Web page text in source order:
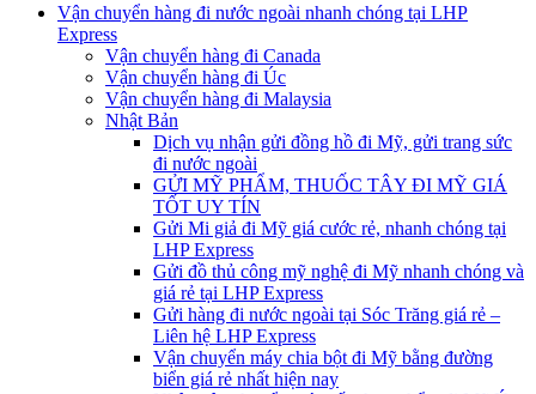
Vận chuyển hàng đi nước ngoài nhanh chóng tại LHP
Express
Vận chuyển hàng đi Canada
Vận chuyển hàng đi Úc
Vận chuyển hàng đi Malaysia
Nhật Bản
Dịch vụ nhận gửi đồng hồ đi Mỹ, gửi trang sức
đi nước ngoài
GỬI MỸ PHẨM, THUỐC TÂY ĐI MỸ GIÁ
TỐT UY TÍN
Gửi Mi giả đi Mỹ giá cước rẻ, nhanh chóng tại
LHP Express
Gửi đồ thủ công mỹ nghệ đi Mỹ nhanh chóng và
giá rẻ tại LHP Express
Gửi hàng đi nước ngoài tại Sóc Trăng giá rẻ –
Liên hệ LHP Express
Vận chuyển máy chia bột đi Mỹ bằng đường
biển giá rẻ nhất hiện nay